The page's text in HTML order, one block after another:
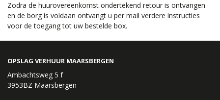
Zodra de huurovereenkomst ondertekend retour is ontvangen
en de borg is voldaan ontvangt u per mail verdere instructies
voor de toegang tot uw bestelde box.
OPSLAG VERHUUR MAARSBERGEN
Ambachtsweg 5 f
3953BZ Maarsbergen